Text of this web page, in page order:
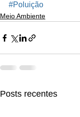
#Poluição
Meio Ambiente
Posts recentes